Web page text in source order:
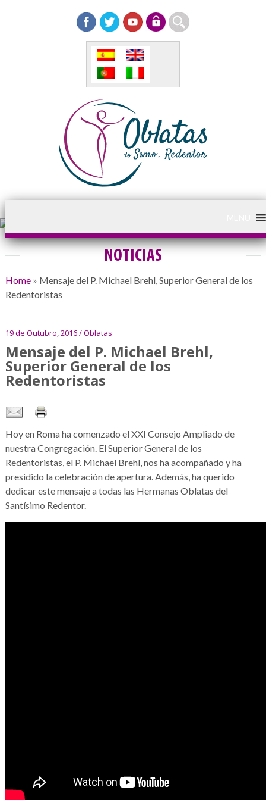
NOTICIAS
Home» Mensaje del P. Michael Brehl, Superior General de los
Redentoristas
19 de Outubro, 2016 / Oblatas
Mensaje del P. Michael Brehl,
Superior General de los
Redentoristas
Hoy en Roma ha comenzado el XXI Consejo Ampliado de
nuestra Congregación. El Superior General de los
Redentoristas, el P. Michael Brehl, nos ha acompañado y ha
presidido la celebración de apertura. Además, ha querido
dedicar este mensaje a todas las Hermanas Oblatas del
Santísimo Redentor.